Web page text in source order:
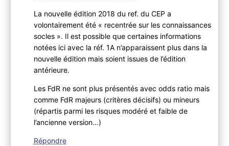
La nouvelle édition 2018 du ref. du CEP a
volontairement été « recentrée sur les connaissances
socles ». Il est possible que certaines informations
notées ici avec la réf. 1A n’apparaissent plus dans la
nouvelle édition mais soient issues de l’édition
antérieure.
Les FdR ne sont plus présentés avec odds ratio mais
comme FdR majeurs (critères décisifs) ou mineurs
(répartis parmi les risques modéré et faible de
l’ancienne version…)
Répondre